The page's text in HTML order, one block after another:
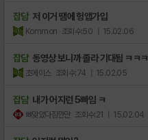
잡담 저 이거 땜에 헝앱가입
Kommon 조회수:50 | 15.02.06
잡담 동영상 보니까 졸라 기대됨 ㅋㅋㅋ
초에이스 조회수:74 | 15.02.05
잡담 내가 어지런 5빠임 ㅋ
뼈맞았다잠깐만 조회수:21 | 15.02.04